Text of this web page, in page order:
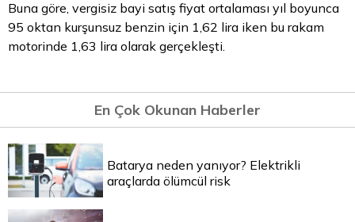
Buna göre, vergisiz bayi satış fiyat ortalaması yıl boyunca
95 oktan kurşunsuz benzin için 1,62 lira iken bu rakam
motorinde 1,63 lira olarak gerçekleşti.
En Çok Okunan Haberler
Batarya neden yanıyor? Elektrikli
araçlarda ölümcül risk